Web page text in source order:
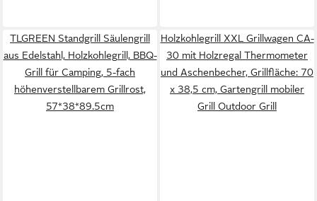
TLGREEN Standgrill Säulengrill
aus Edelstahl, Holzkohlegrill, BBQ-
Grill für Camping, 5-fach
höhenverstellbarem Grillrost,
57*38*89.5cm
Holzkohlegrill XXL Grillwagen CA-
30 mit Holzregal Thermometer
und Aschenbecher, Grillfläche: 70
x 38,5 cm, Gartengrill mobiler
Grill Outdoor Grill